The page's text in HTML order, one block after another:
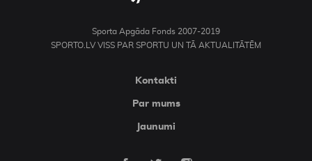
Sporta Apgāda Fonds 2007-2019
SPORTO.LV VISS PAR SPORTU UN TĀ AKTUALITĀTĒM
Kontakti
Par mums
Jaunumi